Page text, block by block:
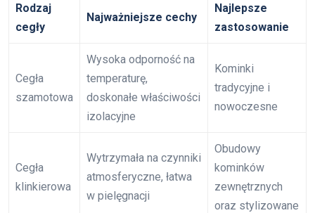
Rodzaj
cegły
Najważniejsze cechy
Najlepsze
zastosowanie
Cegła
szamotowa
Wysoka odporność na
temperaturę,
doskonałe właściwości
izolacyjne
Kominki
tradycyjne i
nowoczesne
Cegła
klinkierowa
Wytrzymała na czynniki
atmosferyczne, łatwa
w pielęgnacji
Obudowy
kominków
zewnętrznych
oraz stylizowane